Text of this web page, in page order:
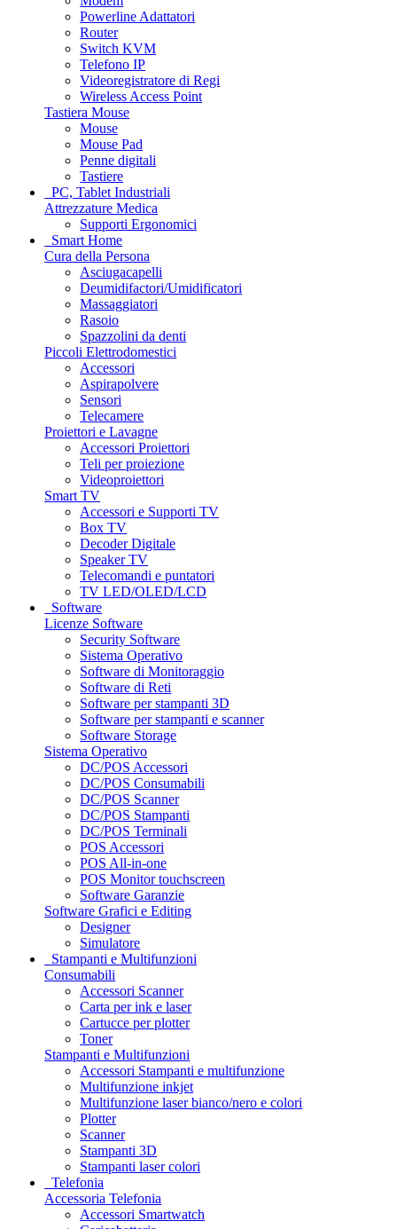
Powerline Adattatori
Router
Switch KVM
Telefono IP
Videoregistratore di Regi
Wireless Access Point
Tastiera Mouse
Mouse
Mouse Pad
Penne digitali
Tastiere
PC, Tablet Industriali
Attrezzature Medica
Supporti Ergonomici
Smart Home
Cura della Persona
Asciugacapelli
Deumidifactori/Umidificatori
Massaggiatori
Rasoio
Spazzolini da denti
Piccoli Elettrodomestici
Accessori
Aspirapolvere
Sensori
Telecamere
Proiettori e Lavagne
Accessori Proiettori
Teli per proiezione
Videoproiettori
Smart TV
Accessori e Supporti TV
Box TV
Decoder Digitale
Speaker TV
Telecomandi e puntatori
TV LED/OLED/LCD
Software
Licenze Software
Security Software
Sistema Operativo
Software di Monitoraggio
Software di Reti
Software per stampanti 3D
Software per stampanti e scanner
Software Storage
Sistema Operativo
DC/POS Accessori
DC/POS Consumabili
DC/POS Scanner
DC/POS Stampanti
DC/POS Terminali
POS Accessori
POS All-in-one
POS Monitor touchscreen
Software Garanzie
Software Grafici e Editing
Designer
Simulatore
Stampanti e Multifunzioni
Consumabili
Accessori Scanner
Carta per ink e laser
Cartucce per plotter
Toner
Stampanti e Multifunzioni
Accessori Stampanti e multifunzione
Multifunzione inkjet
Multifunzione laser bianco/nero e colori
Plotter
Scanner
Stampanti 3D
Stampanti laser colori
Telefonia
Accessoria Telefonia
Accessori Smartwatch